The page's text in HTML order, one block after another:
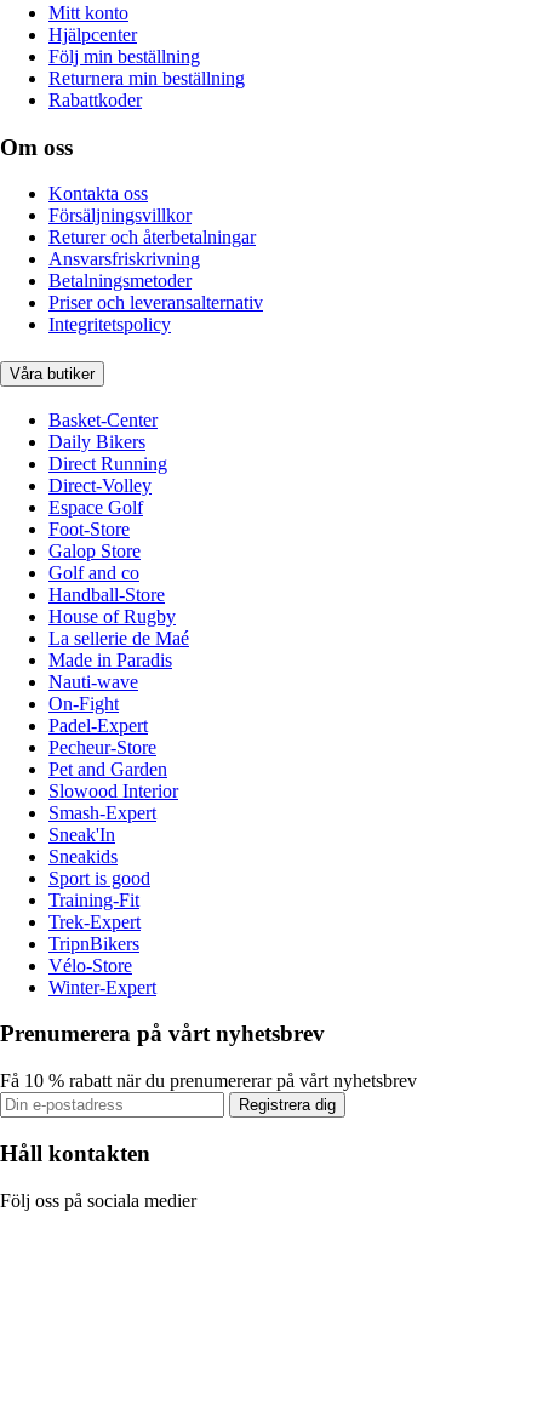
Mitt konto
Hjälpcenter
Följ min beställning
Returnera min beställning
Rabattkoder
Om oss
Kontakta oss
Försäljningsvillkor
Returer och återbetalningar
Ansvarsfriskrivning
Betalningsmetoder
Priser och leveransalternativ
Integritetspolicy
Våra butiker
Basket-Center
Daily Bikers
Direct Running
Direct-Volley
Espace Golf
Foot-Store
Galop Store
Golf and co
Handball-Store
House of Rugby
La sellerie de Maé
Made in Paradis
Nauti-wave
On-Fight
Padel-Expert
Pecheur-Store
Pet and Garden
Slowood Interior
Smash-Expert
Sneak'In
Sneakids
Sport is good
Training-Fit
Trek-Expert
TripnBikers
Vélo-Store
Winter-Expert
Prenumerera på vårt nyhetsbrev
Få 10 % rabatt när du prenumererar på vårt nyhetsbrev
Registrera dig
Håll kontakten
Följ oss på sociala medier